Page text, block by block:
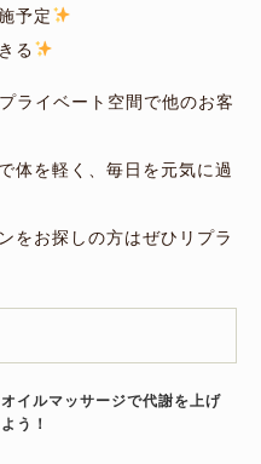
予定
る
プライベート空間で他のお客
体を軽く、毎日を元気に過
をお探しの方はぜひリプラ
オイルマッサージで代謝を上げ
よう！